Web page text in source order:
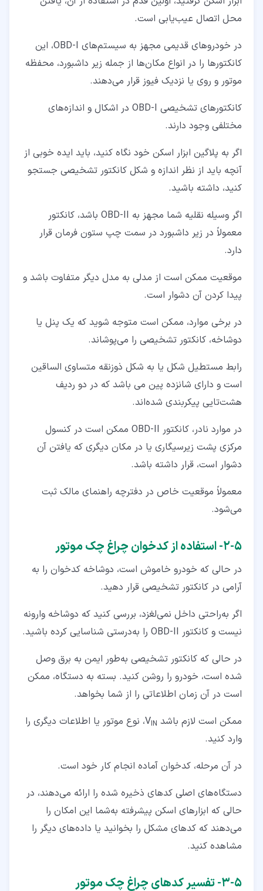
محل اتصال عیب‌یابی است.
در خودروهای قدیمی مجهز به سیستم‌های OBD-I، این
کانکتورها را در انواع مکان‌ها از جمله زیر داشبورد، محفظه
موتور و روی یا نزدیک فیوز قرار می‌دهند.
کانکتورهای تشخیصی OBD-I در اشکال و اندازه‌های
مختلفی وجود دارند.
اگر به پلاگین ابزار اسکن خود نگاه کنید، باید ایده خوبی از
آنچه باید از نظر اندازه و شکل کانکتور تشخیصی جستجو
کنید، داشته باشید.
اگر وسیله نقلیه شما مجهز به OBD-II باشد، کانکتور
معمولاً در زیر داشبورد در سمت چپ ستون فرمان قرار
دارد.
موقعیت ممکن است از مدلی به مدل دیگر متفاوت باشد و
پیدا کردن آن دشوار است.
در برخی موارد، ممکن است متوجه شوید که یک پنل یا
دوشاخه، کانکتور تشخیصی را می‌پوشاند.
رابط مستطیل شکل یا به شکل ذوزنقه متساوی الساقین
است و دارای شانزده پین ​​می باشد که در دو ردیف
هشت‌تایی پیکربندی شده‌اند.
در موارد نادر، کانکتور OBD-II ممکن است در کنسول
مرکزی پشت زیرسیگاری یا در مکان دیگری که یافتن آن
دشوار است، قرار داشته باشد.
معمولاً موقعیت خاص در دفترچه راهنمای مالک ثبت
می‌شود.
۵‏-‏۲‏- استفاده از کد‌خوان چراغ چک موتور
در حالی که خودرو خاموش است، دوشاخه کدخوان را به
آرامی در کانکتور تشخیصی قرار دهید.
اگر به‌راحتی داخل نمی‌لغزد، بررسی کنید که دوشاخه وارونه
نیست و کانکتور OBD-II را به‌درستی شناسایی کرده باشید.
در حالی که کانکتور تشخیصی به‌طور ایمن به برق وصل
شده است، خودرو را روشن کنید. بسته به دستگاه، ممکن
است در آن زمان اطلاعاتی را از شما بخواهد.
ممکن است لازم باشد V IN
، نوع موتور یا اطلاعات دیگری را
وارد کنید.
در آن مرحله، کدخوان آماده انجام کار خود است.
دستگاه‌های اصلی کدهای ذخیره شده را ارائه می‌دهند، در
حالی که ابزارهای اسکن پیشرفته به‌شما این امکان را
می‌دهند که کدهای مشکل را بخوانید یا داده‌های دیگر را
مشاهده کنید.
۵‏-‏۳‏- تفسیر کدهای چراغ چک موتور